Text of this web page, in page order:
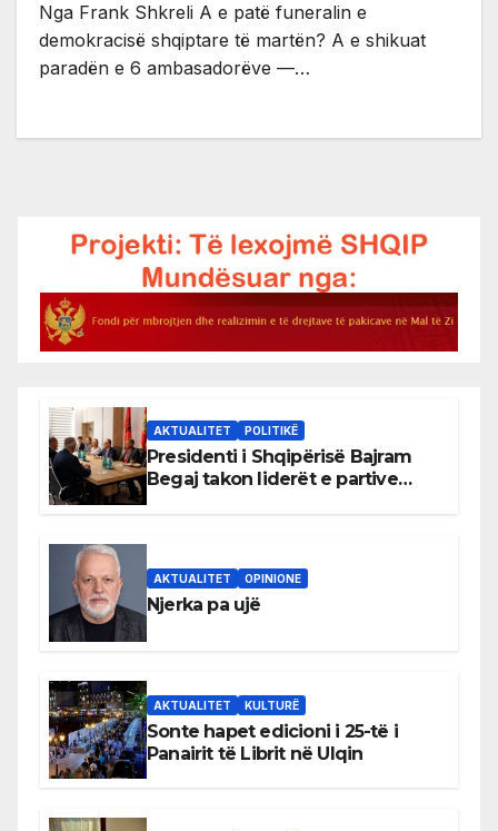
Nga Frank Shkreli A e patë funeralin e
demokracisë shqiptare të martën? A e shikuat
paradën e 6 ambasadorëve —…
AKTUALITET POLITIKË
Presidenti i Shqipërisë Bajram
Begaj takon liderët e partive
AKTUALITET OPINIONE
Njerka pa ujë
AKTUALITET KULTURË
Sonte hapet edicioni i 25-të i
Panairit të Librit në Ulqin